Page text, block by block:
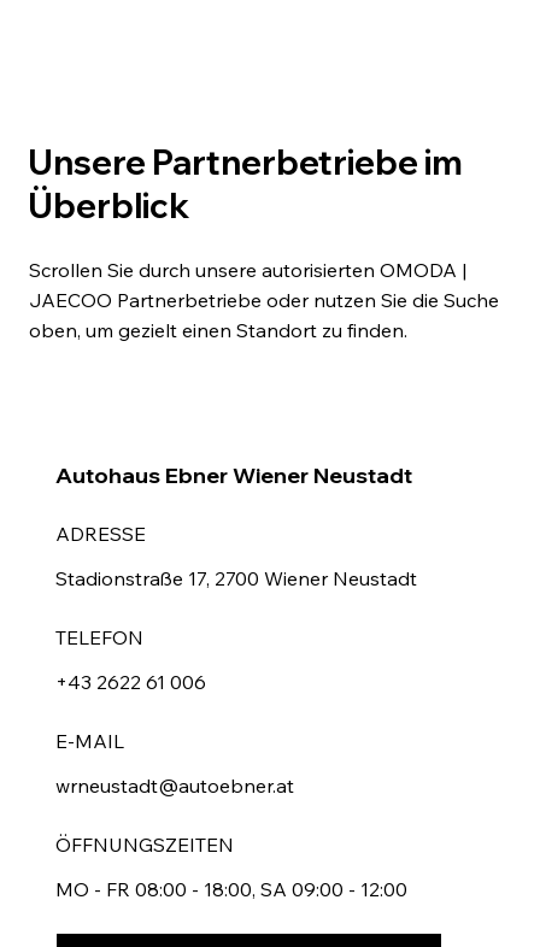
Unsere Partnerbetriebe im
Überblick
Scrollen Sie durch unsere autorisierten OMODA |
JAECOO Partnerbetriebe oder nutzen Sie die Suche
oben, um gezielt einen Standort zu finden.
Autohaus Ebner Wiener Neustadt
ADRESSE
Stadionstraße 17, 2700 Wiener Neustadt
TELEFON
+43 2622 61 006
E-MAIL
wrneustadt@autoebner.at
ÖFFNUNGSZEITEN
MO - FR 08:00 - 18:00, SA 09:00 - 12:00